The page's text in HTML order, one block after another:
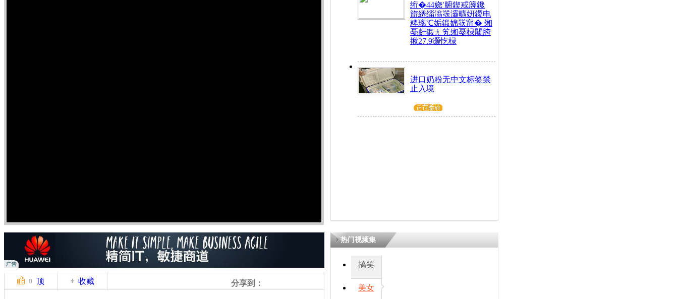
绗�44娆′腑鍥戒簰鑱
旂綉缁滃彂灞曠姸鍐电
粺璁℃姤鍛婂彂甯� 缃
戞皯鍛ㄤ笂缃戞椂闀胯
揪27.9灏忔椂
进口奶粉无中文标签禁
止入境
0 顶 收藏 分享到：
热门视频集
搞笑
美女